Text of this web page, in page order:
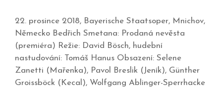
22. prosince 2018, Bayerische Staatsoper, Mnichov,
Německo Bedřich Smetana: Prodaná nevěsta
(premiéra) Režie: David Bösch, hudební
nastudování: Tomáš Hanus Obsazení: Selene
Zanetti (Mařenka), Pavol Breslik (Jeník), Günther
Groissböck (Kecal), Wolfgang Ablinger-Sperrhacke